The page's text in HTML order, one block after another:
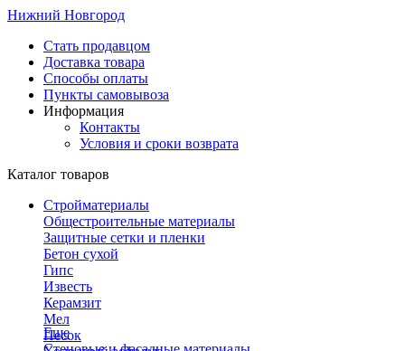
Нижний Новгород
Стать продавцом
Доставка товара
Способы оплаты
Пункты самовывоза
Информация
Контакты
Условия и сроки возврата
Каталог товаров
Стройматериалы
Общестроительные материалы
Защитные сетки и пленки
Бетон сухой
Гипс
Известь
Керамзит
Мел
Песок
Еще